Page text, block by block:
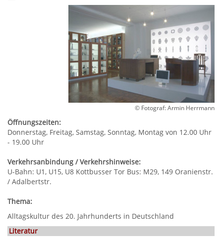
© Fotograf: Armin Herrmann
Öffnungszeiten:
Donnerstag, Freitag, Samstag, Sonntag, Montag von 12.00 Uhr
- 19.00 Uhr
Verkehrsanbindung / Verkehrshinweise:
U-Bahn: U1, U15, U8 Kottbusser Tor Bus: M29, 149 Oranienstr.
/ Adalbertstr.
Thema:
Alltagskultur des 20. Jahrhunderts in Deutschland
Literatur